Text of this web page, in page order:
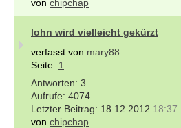
von chipchap
lohn wird vielleicht gekürzt
verfasst von mary88
Seite: 1
3
4074
18.12.2012 18:37
von chipchap